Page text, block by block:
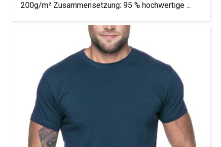
200g/m² Zusammensetzung: 95 % hochwertige ...